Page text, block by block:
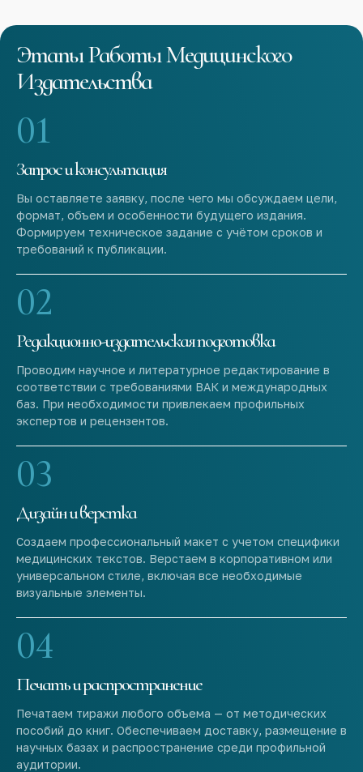
Этапы Работы Медицинского
Издательства
01
Запрос и консультация
Вы оставляете заявку, после чего мы обсуждаем цели,
формат, объем и особенности будущего издания.
Формируем техническое задание с учётом сроков и
требований к публикации.
02
Редакционно-издательская подготовка
Проводим научное и литературное редактирование в
соответствии с требованиями ВАК и международных
баз. При необходимости привлекаем профильных
экспертов и рецензентов.
03
Дизайн и верстка
Создаем профессиональный макет с учетом специфики
медицинских текстов. Верстаем в корпоративном или
универсальном стиле, включая все необходимые
визуальные элементы.
04
Печать и распространение
Печатаем тиражи любого объема — от методических
пособий до книг. Обеспечиваем доставку, размещение в
научных базах и распространение среди профильной
аудитории.